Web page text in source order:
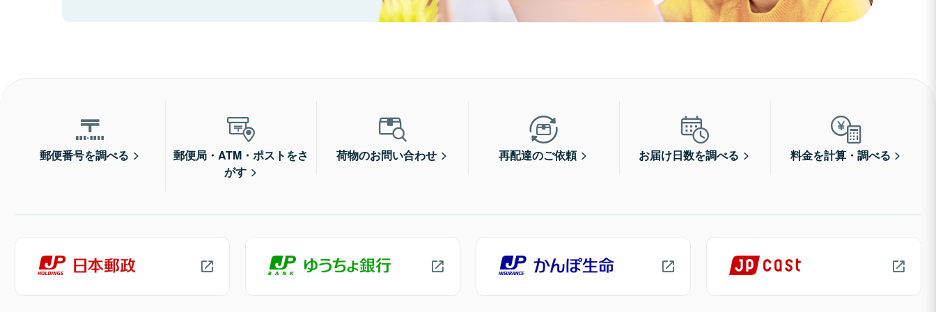
郵便番号を調べる
郵便局・ATM・ポストをさ
がす
荷物のお問い合わせ 再配達のご依頼 お届け日数を調べる 料金を計算・調べる